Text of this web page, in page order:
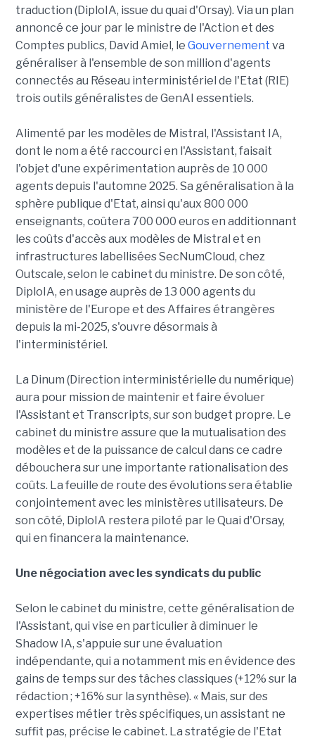
traduction (DiploIA, issue du quai d'Orsay). Via un plan
annoncé ce jour par le ministre de l'Action et des
Comptes publics, David Amiel, le Gouvernement va
généraliser à l'ensemble de son million d'agents
connectés au Réseau interministériel de l'Etat (RIE)
trois outils généralistes de GenAI essentiels.
Alimenté par les modèles de Mistral, l'Assistant IA,
dont le nom a été raccourci en l'Assistant, faisait
l'objet d'une expérimentation auprès de 10 000
agents depuis l'automne 2025. Sa généralisation à la
sphère publique d'Etat, ainsi qu'aux 800 000
enseignants, coûtera 700 000 euros en additionnant
les coûts d'accès aux modèles de Mistral et en
infrastructures labellisées SecNumCloud, chez
Outscale, selon le cabinet du ministre. De son côté,
DiploIA, en usage auprès de 13 000 agents du
ministère de l'Europe et des Affaires étrangères
depuis la mi-2025, s'ouvre désormais à
l'interministériel.
La Dinum (Direction interministérielle du numérique)
aura pour mission de maintenir et faire évoluer
l'Assistant et Transcripts, sur son budget propre. Le
cabinet du ministre assure que la mutualisation des
modèles et de la puissance de calcul dans ce cadre
débouchera sur une importante rationalisation des
coûts. La feuille de route des évolutions sera établie
conjointement avec les ministères utilisateurs. De
son côté, DiploIA restera piloté par le Quai d'Orsay,
qui en financera la maintenance.
Une négociation avec les syndicats du public
Selon le cabinet du ministre, cette généralisation de
l'Assistant, qui vise en particulier à diminuer le
Shadow IA, s'appuie sur une évaluation
indépendante, qui a notamment mis en évidence des
gains de temps sur des tâches classiques (+12% sur la
rédaction ; +16% sur la synthèse). « Mais, sur des
expertises métier très spécifiques, un assistant ne
suffit pas, précise le cabinet. La stratégie de l'Etat